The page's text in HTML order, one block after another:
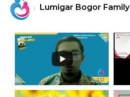
Lumigar Bogor Family